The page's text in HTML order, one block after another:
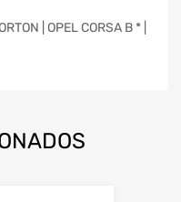
| OPEL CORSA B * |